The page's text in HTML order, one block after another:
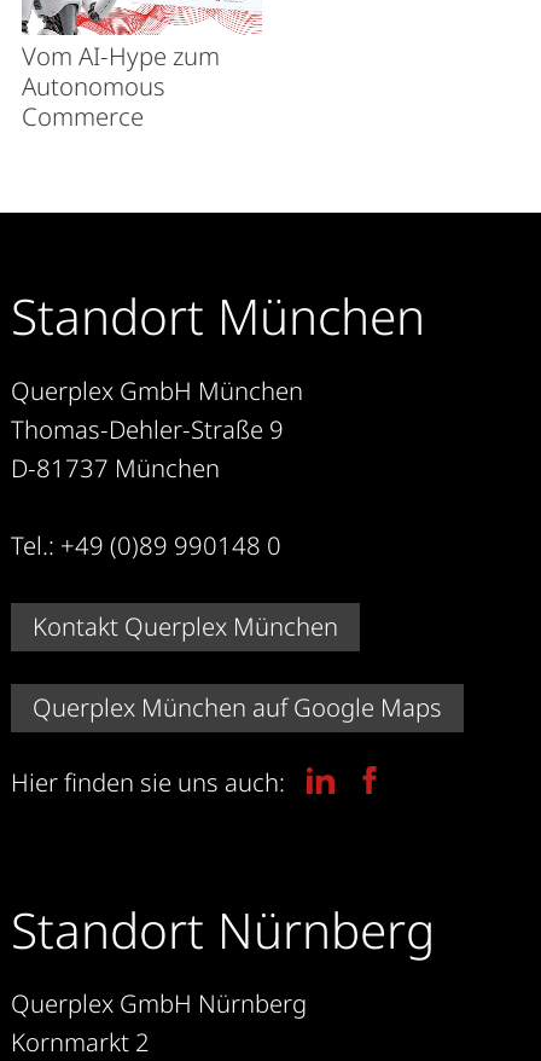
Vom AI-Hype zum
Autonomous
Commerce
Standort München
Querplex GmbH München
Thomas-Dehler-Straße 9
D-81737 München
Tel.: +49 (0)89 990148 0
Kontakt Querplex München
Querplex München auf Google Maps
Hier finden sie uns auch:
Standort Nürnberg
Querplex GmbH Nürnberg
Kornmarkt 2